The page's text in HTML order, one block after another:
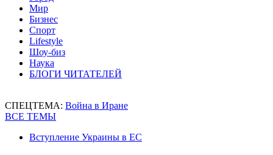
Мир
Бизнес
Спорт
Lifestyle
Шоу-биз
Наука
БЛОГИ ЧИТАТЕЛЕЙ
СПЕЦТЕМА: Война в Иране
ВСЕ ТЕМЫ
Вступление Украины в ЕС